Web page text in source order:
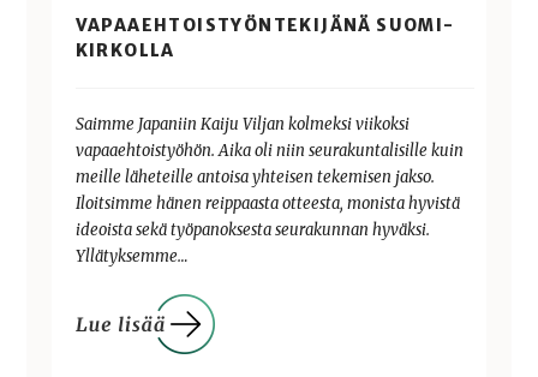
VAPAAEHTOISTYÖNTEKIJÄNÄ SUOMI-
KIRKOLLA
Saimme Japaniin Kaiju Viljan kolmeksi viikoksi
vapaaehtoistyöhön. Aika oli niin seurakuntalisille kuin
meille läheteille antoisa yhteisen tekemisen jakso.
Iloitsimme hänen reippaasta otteesta, monista hyvistä
ideoista sekä työpanoksesta seurakunnan hyväksi.
Yllätyksemme…